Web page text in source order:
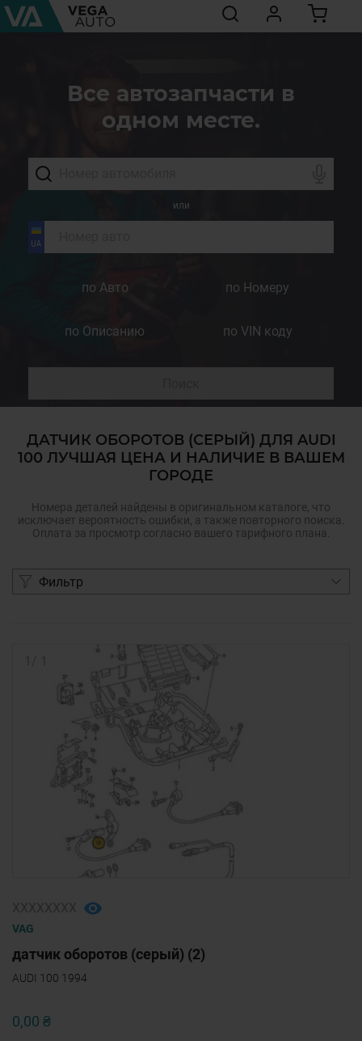
Все автозапчасти в
одном месте.
или
по Авто по Номеру
по Описанию по VIN коду
ДАТЧИК ОБОРОТОВ (СЕРЫЙ) ДЛЯ AUDI
100 ЛУЧШАЯ ЦЕНА И НАЛИЧИЕ В ВАШЕМ
ГОРОДЕ
Номера деталей найдены в оригинальном каталоге, что
исключает вероятность ошибки, а также повторного поиска.
Оплата за просмотр согласно вашего тарифного плана.
Фильтр
VAG
датчик оборотов (серый) (2)
AUDI 100 1994
0,00 ₴